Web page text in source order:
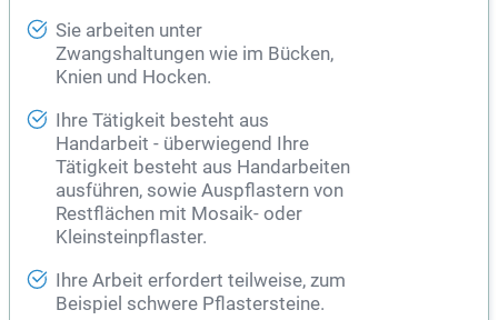
Sie arbeiten unter
Zwangshaltungen wie im Bücken,
Knien und Hocken.
Ihre Tätigkeit besteht aus
Handarbeit - überwiegend Ihre
Tätigkeit besteht aus Handarbeiten
ausführen, sowie Auspflastern von
Restflächen mit Mosaik- oder
Kleinsteinpflaster.
Ihre Arbeit erfordert teilweise, zum
Beispiel schwere Pflastersteine.